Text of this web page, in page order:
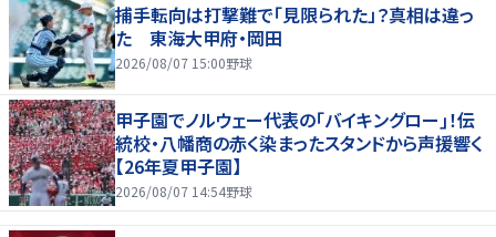
捕手転向は打撃難で「見限られた」？真相は違っ
た 東海大甲府・岡田
2026/08/07 15:00野球
甲子園でノルウェー代表の｢バイキングロー｣！伝
統校・八幡商の赤く染まったスタンドから声援響く
【26年夏甲子園】
2026/08/07 14:54野球